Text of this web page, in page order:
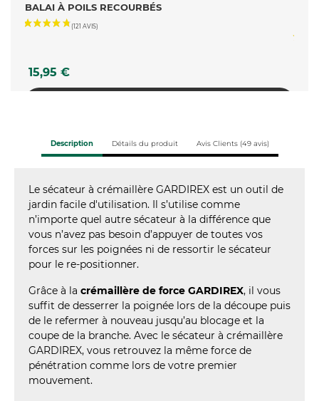
BALAI À POILS RECOURBÉS
Prix
15,95 €
Description Détails du produit Avis Clients (49 avis)
Le sécateur à crémaillère GARDIREX est un outil de
jardin facile d'utilisation. Il s’utilise comme
n’importe quel autre sécateur à la différence que
vous n’avez pas besoin d’appuyer de toutes vos
forces sur les poignées ni de ressortir le sécateur
pour le re-positionner.
Grâce à la crémaillère de force GARDIREX, il vous
suffit de desserrer la poignée lors de la découpe puis
de le refermer à nouveau jusqu’au blocage et la
coupe de la branche. Avec le sécateur à crémaillère
GARDIREX, vous retrouvez la même force de
pénétration comme lors de votre premier
mouvement.